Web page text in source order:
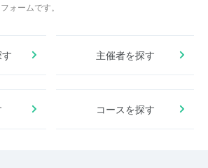
ォームです。
主催者を探す
コースを探す